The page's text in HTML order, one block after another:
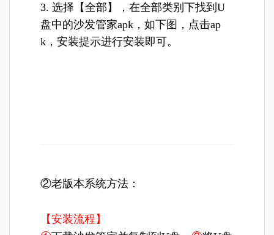
3. 选择【全部】，在全部类别下找到U
盘中的沙发管家apk，如下图，点击ap
k，安装提示进行安装即可。
②老版本系统方法：
【安装流程】